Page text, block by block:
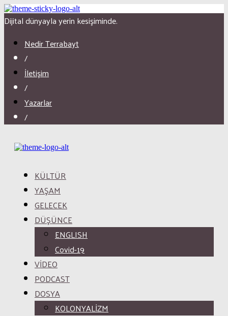
Dijital dünyayla yerin kesişiminde.
Nedir Terrabayt
/
İletişim
/
Yazarlar
/
KÜLTÜR
YAŞAM
GELECEK
DÜŞÜNCE
ENGLISH
Covid-19
VİDEO
PODCAST
DOSYA
KOLONYALİZM